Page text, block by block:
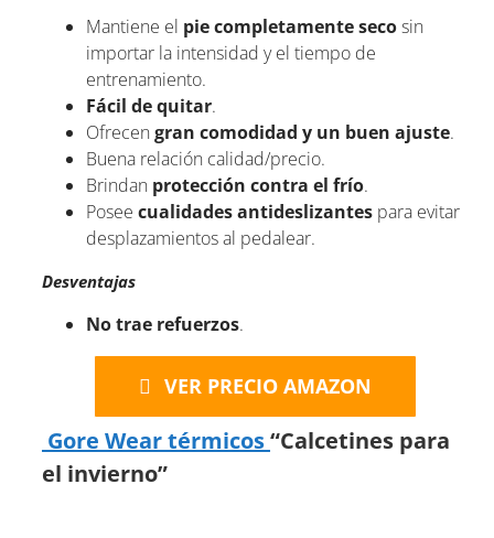
Mantiene el pie completamente secosin
importar la intensidad y el tiempo de
entrenamiento.
Fácil de quitar.
Ofrecengran comodidad y un buen ajuste.
Buena relación calidad/precio.
Brindan protección contra el frío.
Posee cualidades antideslizantespara evitar
desplazamientos al pedalear.
Desventajas
No trae refuerzos.
VER PRECIO AMAZON
Gore Wear térmicos“Calcetines para
el invierno”